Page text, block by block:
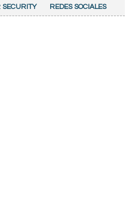
SECURITY REDES SOCIALES